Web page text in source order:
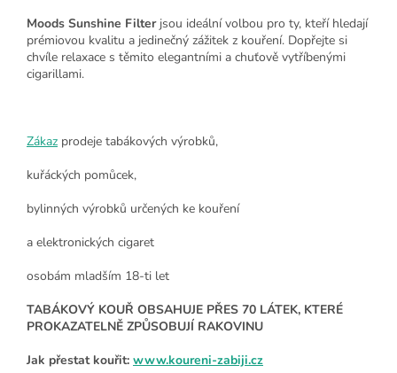
Moods Sunshine Filterjsou ideální volbou pro ty, kteří hledají
prémiovou kvalitu a jedinečný zážitek z kouření. Dopřejte si
chvíle relaxace s těmito elegantními a chuťově vytříbenými
cigarillami.
Zákaz prodeje tabákových výrobků,
kuřáckých pomůcek,
bylinných výrobků určených ke kouření
a elektronických cigaret
osobám mladším 18-ti let
TABÁKOVÝ KOUŘ OBSAHUJE PŘES 70 LÁTEK, KTERÉ
PROKAZATELNĚ ZPŮSOBUJÍ RAKOVINU
Jak přestat kouřit: www.koureni-zabiji.cz